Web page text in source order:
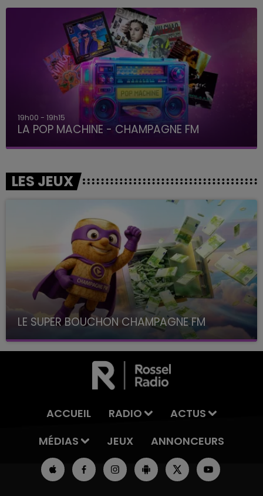
19h00 - 19h15
LA POP MACHINE - CHAMPAGNE FM
LES JEUX
LE SUPER BOUCHON CHAMPAGNE FM
avec La Famille Champagne FM, à 8H10
ACCUEIL RADIO
ACTUS
MÉDIAS
JEUX ANNONCEURS